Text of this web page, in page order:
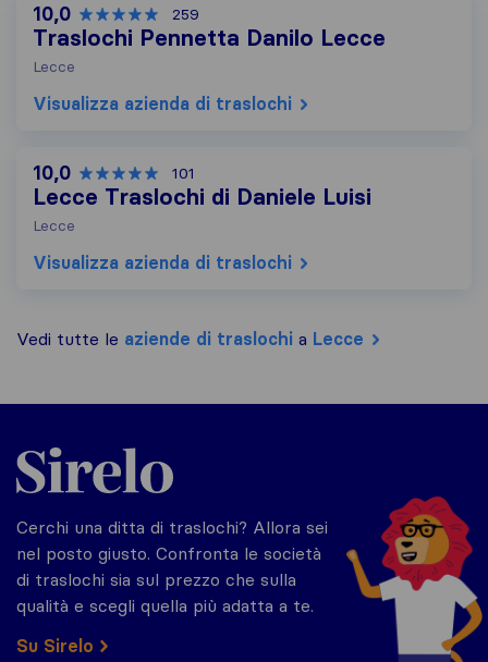
10,0 259
Traslochi Pennetta Danilo Lecce
Lecce
Visualizza azienda di traslochi
10,0 101
Lecce Traslochi di Daniele Luisi
Lecce
Visualizza azienda di traslochi
Vedi tutte le aziende di traslochi a Lecce
Sirelo.it
Cerchi una ditta di traslochi? Allora sei
nel posto giusto. Confronta le società
di traslochi sia sul prezzo che sulla
qualità e scegli quella più adatta a te.
Su Sirelo